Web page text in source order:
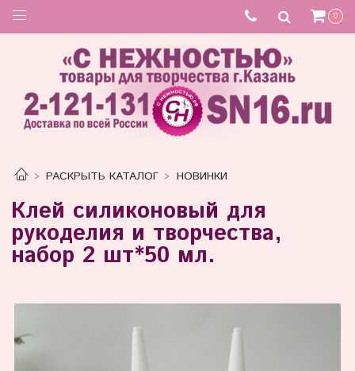
0
РАСКРЫТЬ КАТАЛОГ НОВИНКИ
Клей силиконовый для
рукоделия и творчества,
набор 2 шт*50 мл.